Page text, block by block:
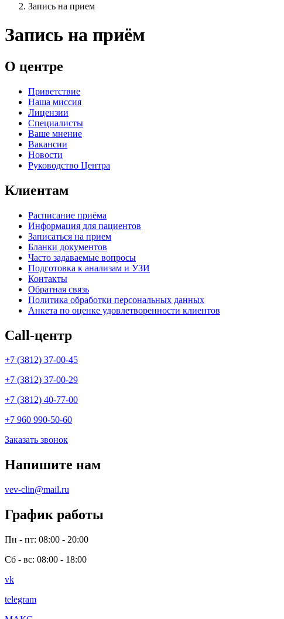
Строка
навигации
Запись на прием
Запись на приём
О центре
Приветствие
Наша миссия
Лицензии
Специалисты
Ваше мнение
Вакансии
Новости
Руководство Центра
Клиентам
Расписание приёма
Информация для пациентов
Записаться на прием
Бланки документов
Часто задаваемые вопросы
Подготовка к анализам и УЗИ
Контакты
Обратная связь
Политика обработки персональных данных
Анкета по оценке удовлетворенности клиентов
Call-центр
+7 (3812) 37-00-45
+7 (3812) 37-00-29
+7 (3812) 40-77-00
+7 960 990-50-60
Заказать звонок
Напишите нам
vev-clin@mail.ru
График работы
Пн - пт: 08:00 - 20:00
Сб - вс: 08:00 - 18:00
vk
telegram